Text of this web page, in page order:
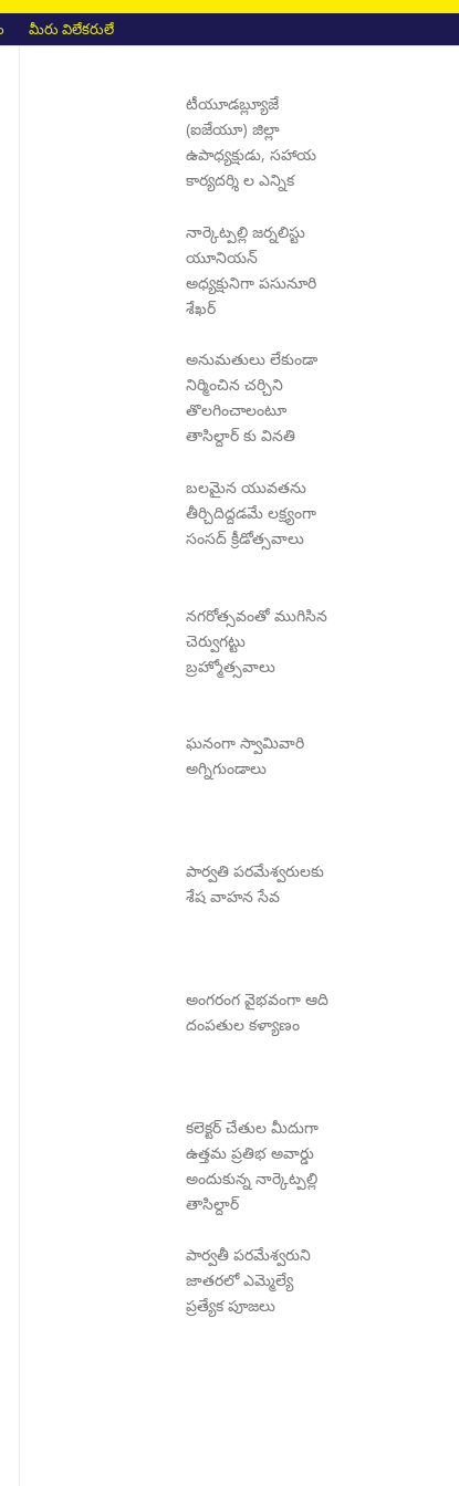
మీరు విలేకరులే
టీయూడబ్ల్యూజే
(ఐజేయూ) జిల్లా
ఉపాధ్యక్షుడు, సహాయ
కార్యదర్శి ల ఎన్నిక
నార్కెట్పల్లి జర్నలిస్టు
యూనియన్
అధ్యక్షునిగా పసునూరి
శేఖర్
అనుమతులు లేకుండా
నిర్మించిన చర్చిని
తొలగించాలంటూ
తాసిల్దార్ కు వినతి
బలమైన యువతను
తీర్చిదిద్దడమే లక్ష్యంగా
సంసద్ క్రీడోత్సవాలు
నగరోత్సవంతో ముగిసిన
చెర్వుగట్టు
బ్రహ్మోత్సవాలు
ఘనంగా స్వామివారి
అగ్నిగుండాలు
పార్వతి పరమేశ్వరులకు
శేష వాహన సేవ
అంగరంగ వైభవంగా ఆది
దంపతుల కళ్యాణం
కలెక్టర్ చేతుల మీదుగా
ఉత్తమ ప్రతిభ అవార్డు
అందుకున్న నార్కెట్పల్లి
తాసిల్దార్
పార్వతీ పరమేశ్వరుని
జాతరలో ఎమ్మెల్యే
ప్రత్యేక పూజలు